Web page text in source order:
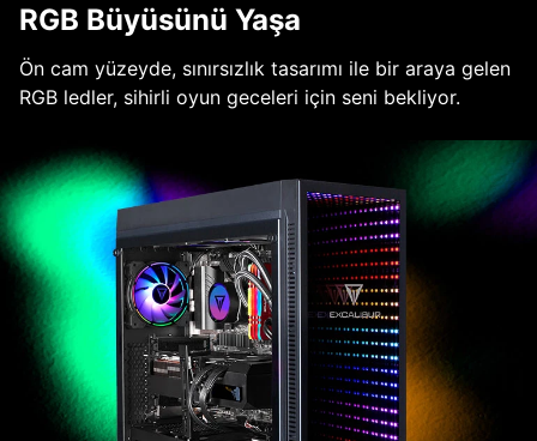
RGB Büyüsünü Yaşa
Ön cam yüzeyde, sınırsızlık tasarımı ile bir araya gelen
RGB ledler, sihirli oyun geceleri için seni bekliyor.